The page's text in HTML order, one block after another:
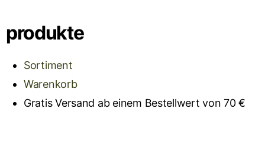
produkte
Sortiment
Warenkorb
Gratis Versand ab einem Bestellwert von 70 €